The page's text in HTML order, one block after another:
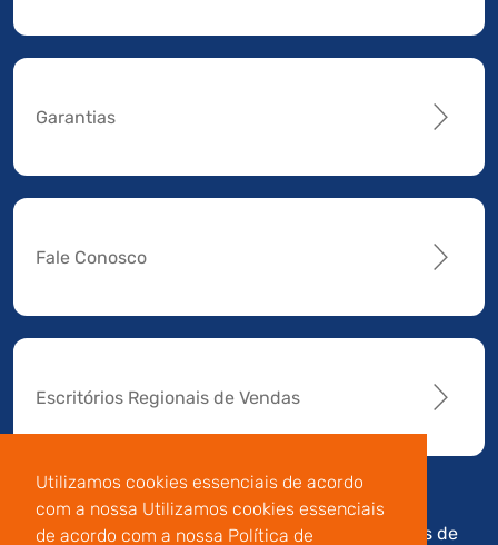
Utilizamos cookies essenciais de acordo
com a nossa Utilizamos cookies essenciais
de acordo com a nossa Política de
Garantias
Fale Conosco
Escritórios Regionais de Vendas
Av. Manoel da Nóbrega,
Termos de
Código de